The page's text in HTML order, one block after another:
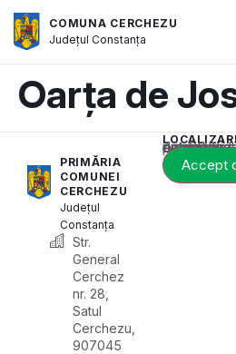
COMUNA CERCHEZU
JudețulConstanța
Oarța de
PRIMĂRIA
COMUNEI
CERCHEZU
Județul
Constanța
Str.
General
Cerchez
nr. 28,
Satul
Cerchezu,
907045
Acest conținut este blocat până când acceptați categoria corespunzătoare de cookie-uri.
Accept